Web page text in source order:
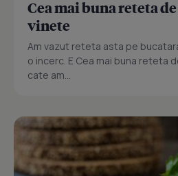
Cea mai buna reteta
vinete
Am vazut reteta asta pe
o incerc. E Cea mai buna reteta
cate am...